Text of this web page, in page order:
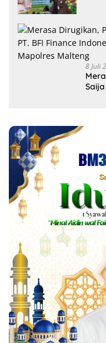
8 Juli